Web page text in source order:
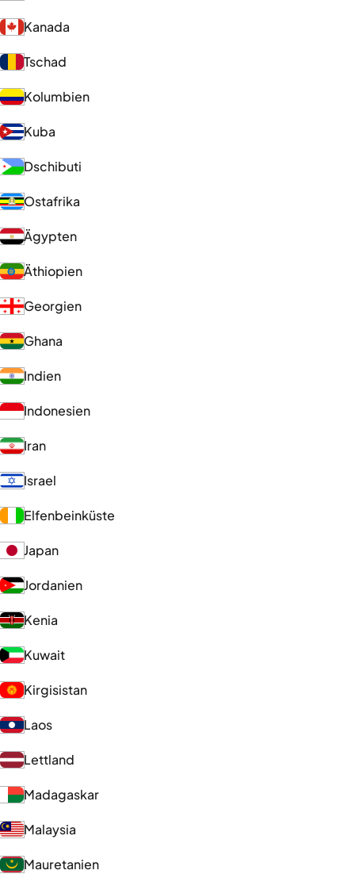
Kanada
Tschad
Kolumbien
Kuba
Dschibuti
Ostafrika
Ägypten
Äthiopien
Georgien
Ghana
Indien
Indonesien
Iran
Israel
Elfenbeinküste
Japan
Jordanien
Kenia
Kuwait
Kirgisistan
Laos
Lettland
Madagaskar
Malaysia
Mauretanien